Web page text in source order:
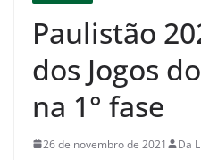
Paulistão
dos Jogos
na 1° fase
26 de novembro de 2021 Da